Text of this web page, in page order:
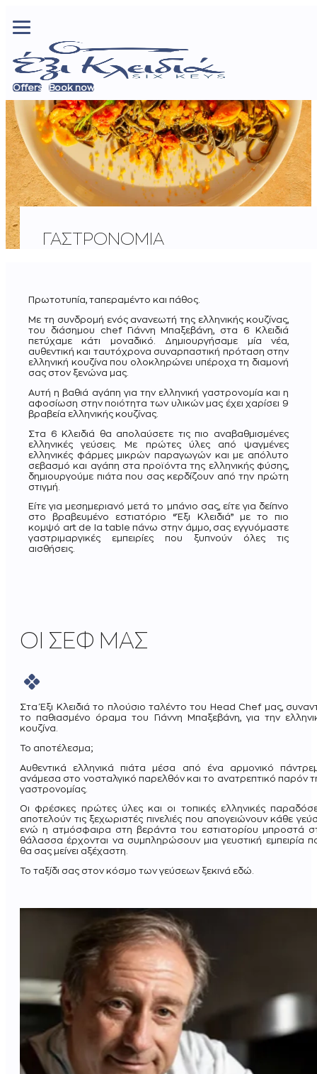
Offers Book now
ΓΑΣΤΡΟΝΟΜΊΑ
Πρωτοτυπία, ταπεραμέντο και πάθος.
Με τη συνδρομή ενός ανανεωτή της ελληνικής κουζίνας,
του διάσημου chef Γιάννη Μπαξεβάνη, στα 6 Κλειδιά
πετύχαμε κάτι μοναδικό. Δημιουργήσαμε μία νέα,
αυθεντική και ταυτόχρονα συναρπαστική πρόταση στην
ελληνική κουζίνα που ολοκληρώνει υπέροχα τη διαμονή
σας στον ξενώνα μας.
Αυτή η βαθιά αγάπη για την ελληνική γαστρονομία και η
αφοσίωση στην ποιότητα των υλικών μας έχει χαρίσει 9
βραβεία ελληνικής κουζίνας.
Στα 6 Κλειδιά θα απολαύσετε τις πιο αναβαθμισμένες
ελληνικές γεύσεις. Με πρώτες ύλες από ψαγμένες
ελληνικές φάρμες μικρών παραγωγών και με απόλυτο
σεβασμό και αγάπη στα προϊόντα της ελληνικής φύσης,
δημιουργούμε πιάτα που σας κερδίζουν από την πρώτη
στιγμή.
Είτε για μεσημεριανό μετά το μπάνιο σας, είτε για δείπνο
στο βραβευμένο εστιατόριο “Έξι Κλειδιά” με το πιο
κομψό art de la table πάνω στην άμμο, σας εγγυόμαστε
γαστριμαργικές εμπειρίες που ξυπνούν όλες τις
αισθήσεις.
ΟΙ ΣΕΦ ΜΑΣ
Στα Έξι Κλειδιά το πλούσιο ταλέντο του Head Chef μας,
το παθιασμένο όραμα του Γιάννη Μπαξεβάνη, για την
κουζίνα.
Το αποτέλεσμα;
Αυθεντικά ελληνικά πιάτα μέσα από ένα αρμονικό
ανάμεσα στο νοσταλγικό παρελθόν και το ανατρεπτικό παρόν
γαστρονομίας.
Οι φρέσκες πρώτες ύλες και οι τοπικές ελληνικές
αποτελούν τις ξεχωριστές πινελιές που απογειώνουν κάθε
ενώ η ατμόσφαιρα στη βεράντα του εστιατορίου μπροστά
θάλασσα έρχονται να συμπληρώσουν μια γευστική εμπειρία
θα σας μείνει αξέχαστη.
Το ταξίδι σας στον κόσμο των γεύσεων ξεκινά εδώ.